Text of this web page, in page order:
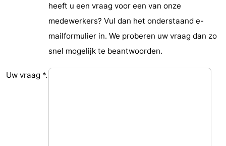
heeft u een vraag voor een van onze
medewerkers? Vul dan het onderstaand e-
mailformulier in. We proberen uw vraag dan zo
snel mogelijk te beantwoorden.
Uw vraag *.